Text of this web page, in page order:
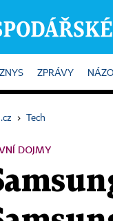
ZPRÁVY
› Tech
DOJMY